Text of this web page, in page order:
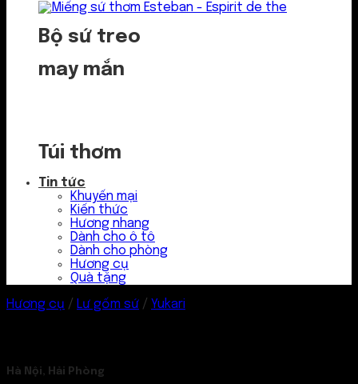
Bộ sứ treo
may mắn
Túi thơm
Tin tức
Khuyến mại
Kiến thức
Hương nhang
Dành cho ô tô
Dành cho phòng
Hương cụ
Quà tặng
Hương cụ / Lư gốm sứ / Yukari
Hà Nội, Hải Phòng